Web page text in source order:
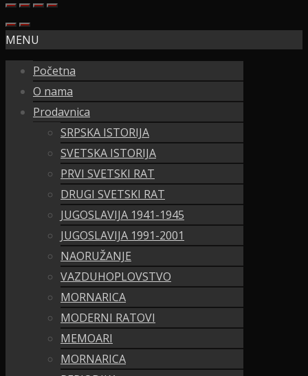
MENU
Početna
O nama
Prodavnica
SRPSKA ISTORIJA
SVETSKA ISTORIJA
PRVI SVETSKI RAT
DRUGI SVETSKI RAT
JUGOSLAVIJA 1941-1945
JUGOSLAVIJA 1991-2001
NAORUŽANJE
VAZDUHOPLOVSTVO
MORNARICA
MODERNI RATOVI
MEMOARI
MORNARICA